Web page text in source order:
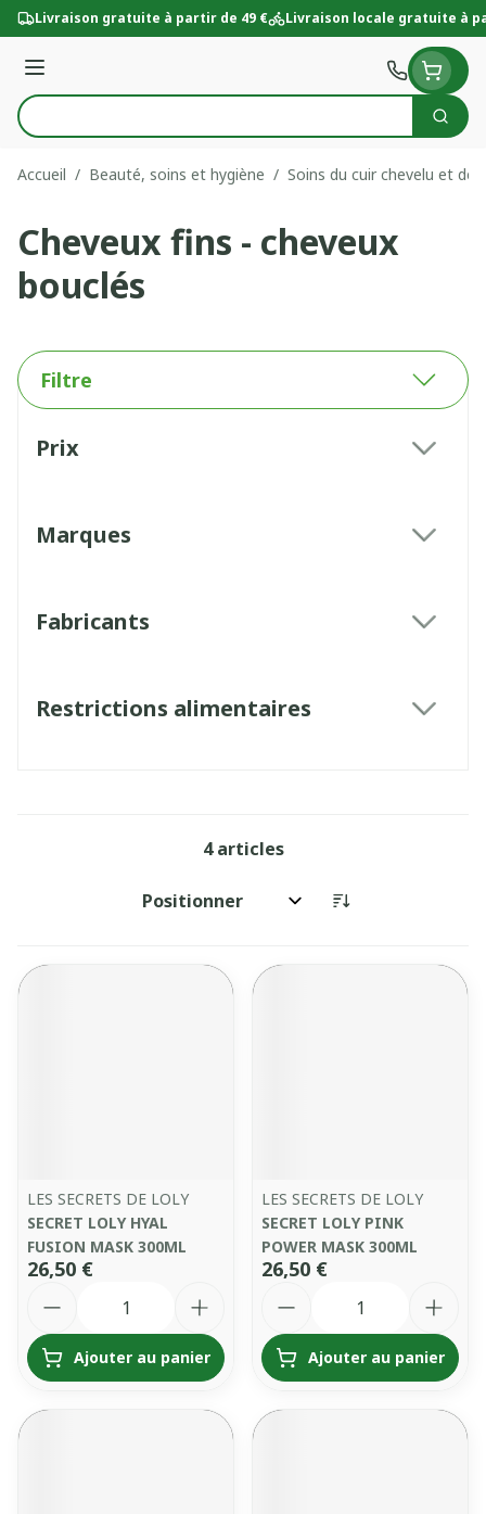
Aller au contenu
Livraison gratuite à partir de 49 € Livraison locale gratuite à
Menu
Rechercher
Accueil / Beauté, soins et hygiène / Soins du cuir chevelu et
Cheveux fins - cheveux
bouclés
Filtre
Prix
Marques
Fabricants
Restrictions alimentaires
4articles
Trier par:
LES SECRETS DE LOLY
SECRET LOLY HYAL
FUSION MASK 300ML
26,50 €
Ajouter au panier
LES SECRETS DE LOLY
SECRET LOLY PINK
POWER MASK 300ML
26,50 €
Ajouter au panier